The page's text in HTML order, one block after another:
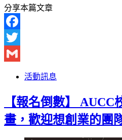
分享本篇文章
Facebook
Twitter
活動訊息
【報名倒數】 AUCC
畫，歡迎想創業的團